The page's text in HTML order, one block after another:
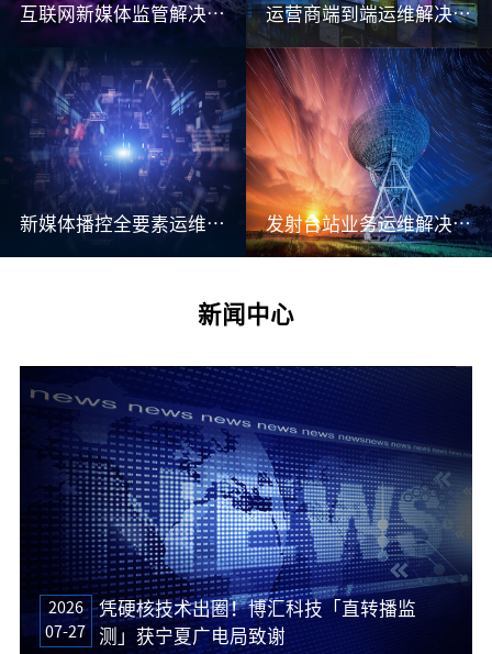
互联网新媒体监管解决方案 运营商端到端运维解决方案
新媒体播控全要素运维解决方案 发射台站业务运维解决方案
新闻中心
2026
07-27
凭硬核技术出圈！博汇科技「直转播监
测」获宁夏广电局致谢